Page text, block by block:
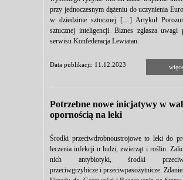
przy jednoczesnym dążeniu do uczynienia
w dziedzinie sztucznej […] Artykuł
sztucznej inteligencji. Biznes zgłasza uwagi
serwisu Konfederacja Lewiatan.
Data publikacji: 11.12.2023
Potrzebne nowe inicjatywy w
opornością na leki
Środki przeciwdrobnoustrojowe to leki do
leczenia infekcji u ludzi, zwierząt i roślin.
nich antybiotyki, środki
przeciwgrzybicze i przeciwpasożytnicze.